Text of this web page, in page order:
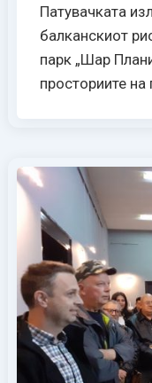
Патувачката
балканскиот
парк „Шар
просториите на